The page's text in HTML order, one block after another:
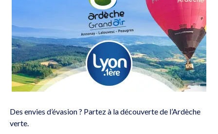
Des envies d’évasion ? Partez à la découverte de l’Ardèche
verte.